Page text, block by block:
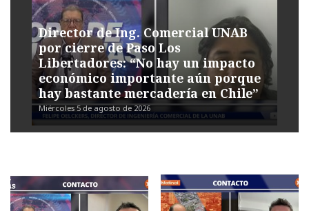
Director de Ing. Comercial UNAB
por cierre de Paso Los
Libertadores: “No hay un impacto
económico importante aún porque
hay bastante mercadería en Chile”
Miércoles 5 de agosto de 2026